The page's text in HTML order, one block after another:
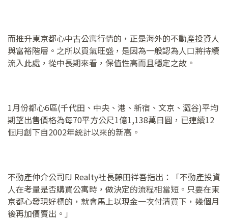
而推升東京都心中古公寓行情的，正是海外的不動產投資人
與富裕階層。之所以買氣旺盛，是因為一般認為人口將持續
流入此處，從中長期來看，保值性高而且穩定之故。
1月份都心6區(千代田、中央、港、新宿、文京、澀谷)平均
期望出售價格為每70平方公尺1億1,138萬日圓，已連續12
個月創下自2002年統計以來的新高。
不動產仲介公司FJ Realty社長藤田祥吾指出：「不動產投資
人在考量是否購買公寓時，做決定的流程相當短。只要在東
京都心發現好標的，就會馬上以現金一次付清買下，幾個月
後再加價賣出。」